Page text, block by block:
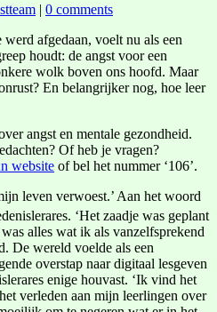
| 0 comments
afgedaan, voelt nu als een
houdt: de angst voor een
wolk boven ons hoofd. Maar
En belangrijker nog, hoe leer
angst en mentale gezondheid.
Of heb je vragen?
website of bel het nummer ‘106’.
leven verwoest.’ Aan het woord
‘Het zaadje was geplant
alles wat ik als vanzelfsprekend
De wereld voelde als een
overstap naar digitaal lesgeven
enige houvast. ‘Ik vind het
verleden aan mijn leerlingen over